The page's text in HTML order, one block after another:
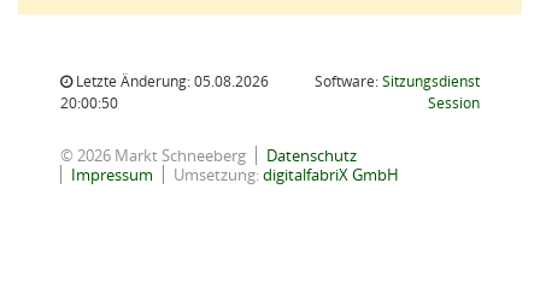
Letzte Änderung: 05.08.2026
20:00:50
Software:Sitzungsdienst
Session(Wird in
© 2026 Markt Schneeberg
Datenschutz
Impressum
Umsetzung:digitalfabriX GmbH